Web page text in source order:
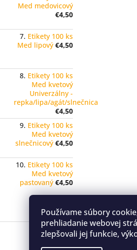
Používame súbory
prehliadanie webovej
zlepšovali jej funkcie,
Med medovicový
€4,50
Etikety 100 ks
Med lipový €4,50
Etikety 100 ks
Med kvetový
Univerzálny -
repka/lipa/agát/slnečnica
€4,50
Etikety 100 ks
Med kvetový
slnečnicový €4,50
Etikety 100 ks
Med kvetový
pastovaný €4,50
Kontakty